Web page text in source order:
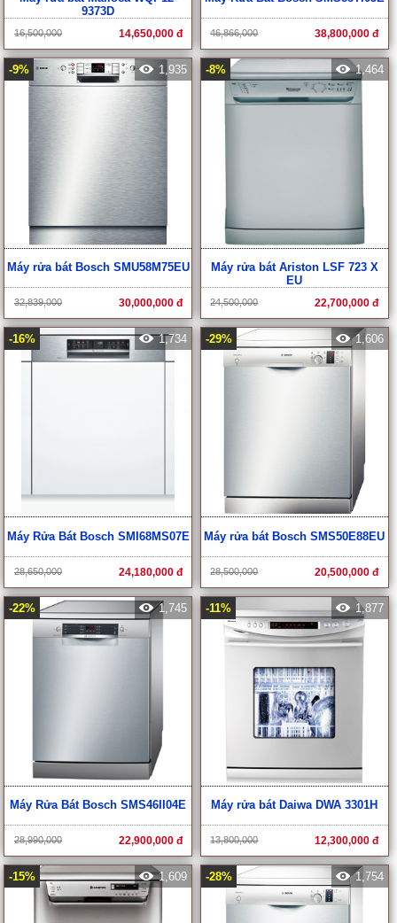
9373D
16,500,000 14,650,000 đ 46,866,000 38,800,000 đ
-9% 1,935
Máy rửa bát Bosch SMU58M75EU
32,839,000 30,000,000 đ
-8% 1,464
Máy rửa bát Ariston LSF 723 X
EU
24,500,000 22,700,000 đ
-16% 1,734
Máy Rửa Bát Bosch SMI68MS07E
28,650,000 24,180,000 đ
-29% 1,606
Máy rửa bát Bosch SMS50E88EU
28,500,000 20,500,000 đ
-22% 1,745
Máy Rửa Bát Bosch SMS46II04E
28,990,000 22,900,000 đ
-11% 1,877
Máy rửa bát Daiwa DWA 3301H
13,800,000 12,300,000 đ
-15% 1,609 -28% 1,754